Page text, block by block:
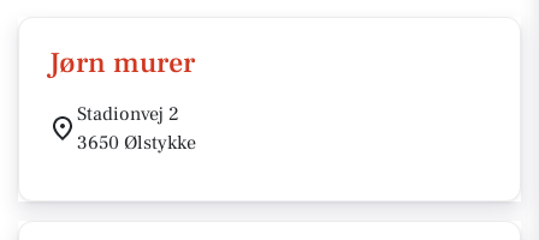
Jørn murer
Stadionvej 2
3650 Ølstykke